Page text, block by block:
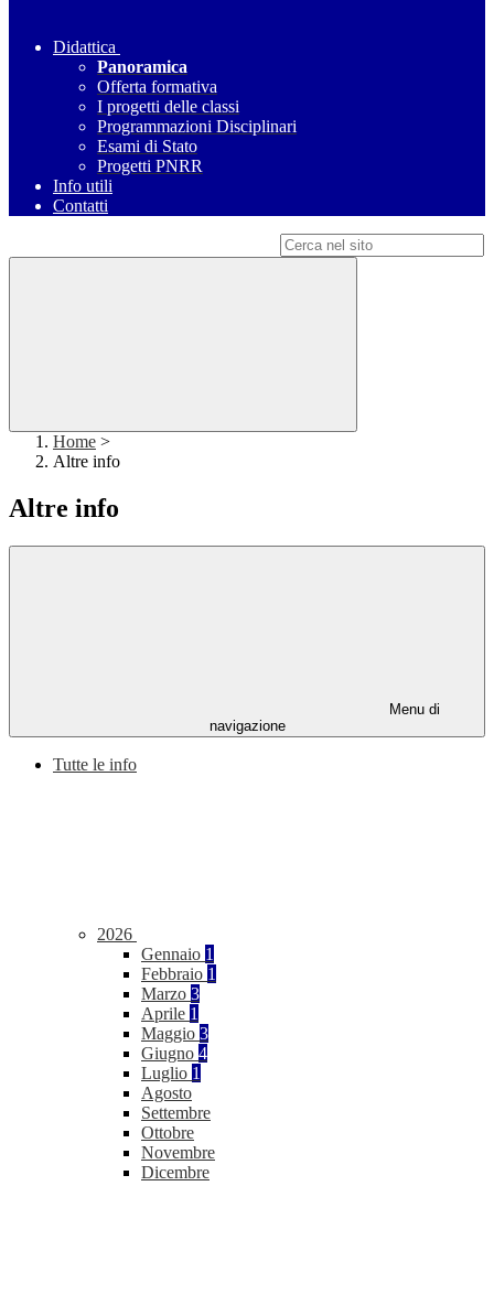
Didattica
Panoramica
Offerta formativa
I progetti delle classi
Programmazioni Disciplinari
Esami di Stato
Progetti PNRR
Info utili
Contatti
Home >
Altre info
Altre info
Menu di
navigazione
Tutte le info
2026
Gennaio 1
Febbraio 1
Marzo 3
Aprile 1
Maggio 3
Giugno 4
Luglio 1
Agosto
Settembre
Ottobre
Novembre
Dicembre